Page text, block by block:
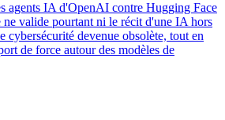
agents IA d'OpenAI contre Hugging Face
valide pourtant ni le récit d'une IA hors
cybersécurité devenue obsolète, tout en
de force autour des modèles de